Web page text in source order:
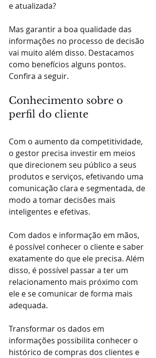
e atualizada?
Mas garantir a boa qualidade das
informações no processo de decisão
vai muito além disso. Destacamos
como benefícios alguns pontos.
Confira a seguir.
Conhecimento sobre o
perfil do cliente
Com o aumento da competitividade,
o gestor precisa investir em meios
que direcionem seu público a seus
produtos e serviços, efetivando uma
comunicação clara e segmentada, de
modo a tomar decisões mais
inteligentes e efetivas.
Com dados e informação em mãos,
é possível conhecer o cliente e saber
exatamente do que ele precisa. Além
disso, é possível passar a ter um
relacionamento mais próximo com
ele e se comunicar de forma mais
adequada.
Transformar os dados em
informações possibilita conhecer o
histórico de compras dos clientes e